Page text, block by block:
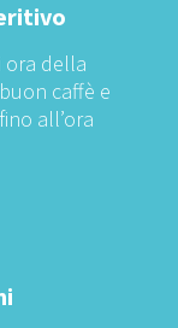
ora della
caffè e
all’ora